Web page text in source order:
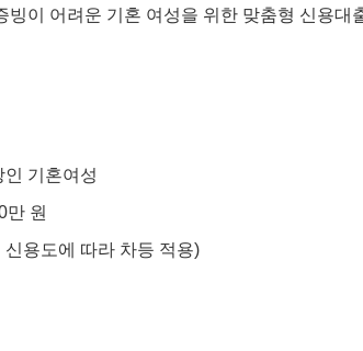
이 어려운 기혼 여성을 위한 맞춤형 신용대
기혼여성
만 원
용도에 따라 차등 적용)